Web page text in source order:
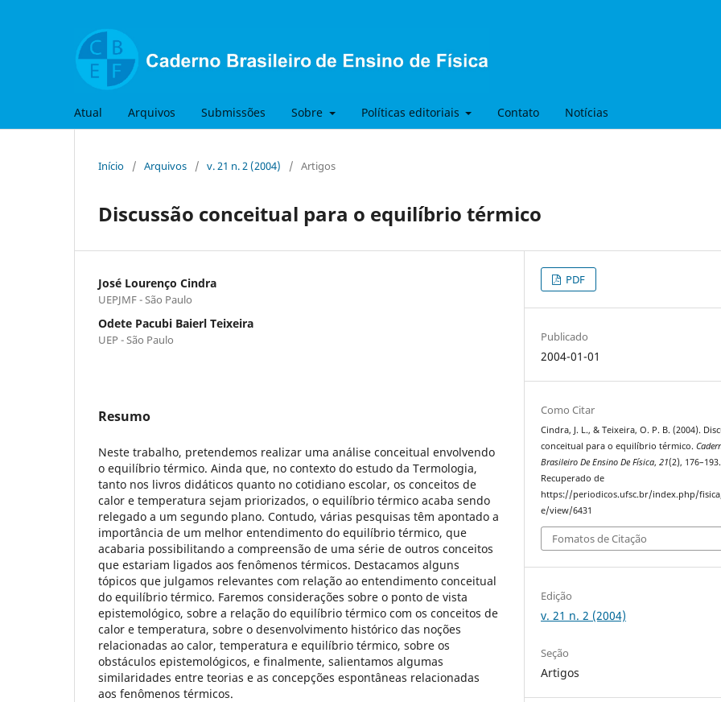
Atual Arquivos Submissões Sobre Políticas editoriais Contato Notícias
Início / Arquivos / v. 21 n. 2 (2004) / Artigos
Discussão conceitual para o equilíbrio térmico
José Lourenço Cindra
UEPJMF - São Paulo
Odete Pacubi Baierl Teixeira
UEP - São Paulo
Resumo
Neste trabalho, pretendemos realizar uma análise conceitual envolvendo
o equilíbrio térmico. Ainda que, no contexto do estudo da Termologia,
tanto nos livros didáticos quanto no cotidiano escolar, os conceitos de
calor e temperatura sejam priorizados, o equilíbrio térmico acaba sendo
relegado a um segundo plano. Contudo, várias pesquisas têm apontado a
importância de um melhor entendimento do equilíbrio térmico, que
acabaria possibilitando a compreensão de uma série de outros conceitos
que estariam ligados aos fenômenos térmicos. Destacamos alguns
tópicos que julgamos relevantes com relação ao entendimento conceitual
do equilíbrio térmico. Faremos considerações sobre o ponto de vista
epistemológico, sobre a relação do equilíbrio térmico com os conceitos de
calor e temperatura, sobre o desenvolvimento histórico das noções
relacionadas ao calor, temperatura e equilíbrio térmico, sobre os
obstáculos epistemológicos, e finalmente, salientamos algumas
similaridades entre teorias e as concepções espontâneas relacionadas
aos fenômenos térmicos.
PDF
Publicado
2004-01-01
Como Citar
Cindra, J. L., & Teixeira, O. P. B. (2004).
conceitual para o equilíbrio térmico.
Brasileiro De Ensino De Física,21(2), 176–193.
Recuperado de
https://periodicos.ufsc.br/index.php/
e/view/6431
Fomatos de Citação
Edição
v. 21 n. 2 (2004)
Seção
Artigos